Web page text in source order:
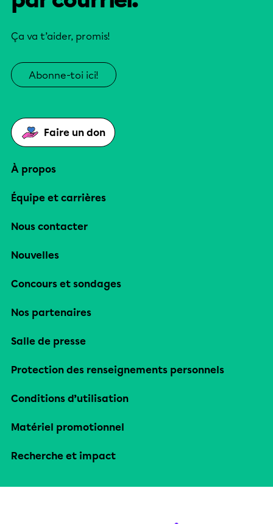
Ça va t’aider, promis!
Abonne-toi ici!
Faire un don
À propos
Équipe et carrières
Nous contacter
Nouvelles
Concours et sondages
Nos partenaires
Salle de presse
Protection des renseignements personnels
Conditions d’utilisation
Matériel promotionnel
Recherche et impact